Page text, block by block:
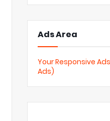
Ads Area
Your Responsive
Ads)